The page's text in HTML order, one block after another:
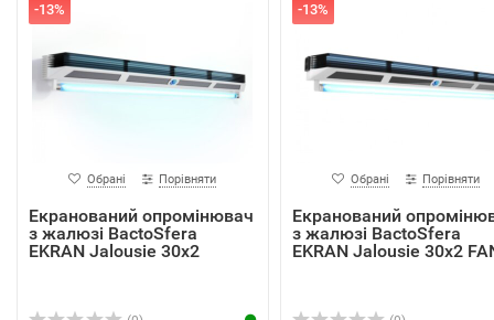
-13%
Обрані Порівняти
Екранований опромінювач
з жалюзі BactoSfera
EKRAN Jalousie 30х2
-13%
Обрані Порівняти
Екранований
з жалюзі BactoSfera
EKRAN Jalousie 30х2